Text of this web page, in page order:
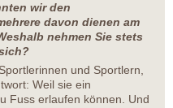
wir den
davon dienen am
nehmen Sie stets
und Sportlern,
Weil sie ein
Fuss erlaufen können. Und